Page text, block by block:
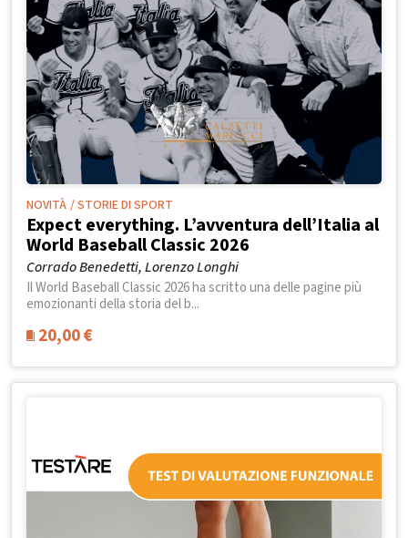
NOVITÀ / STORIE DI SPORT
Expect everything. L’avventura dell’Italia al
World Baseball Classic 2026
Corrado Benedetti, Lorenzo Longhi
Il World Baseball Classic 2026 ha scritto una delle pagine più
emozionanti della storia del b...
20,00€